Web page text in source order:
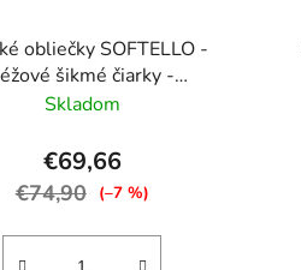
obliečky SOFTELLO -
šikmé čiarky -
Skladom
€69,66
€74,90 (–7 %)